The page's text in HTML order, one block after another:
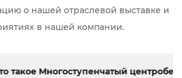
о нашей отраслевой выставке и
в нашей компании.